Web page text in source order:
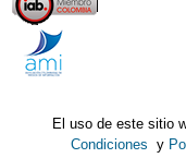
El uso de este sitio
Condiciones y